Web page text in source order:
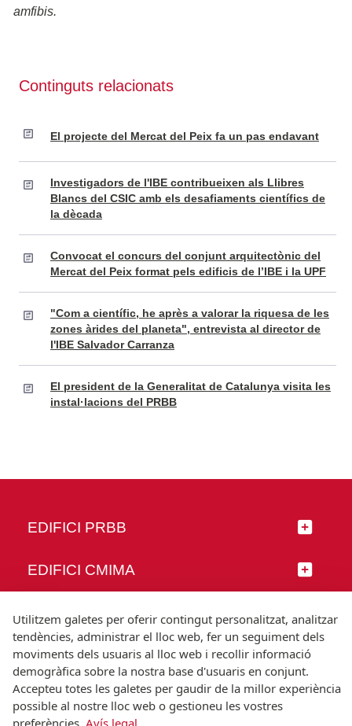
amfibis.
Continguts relacionats
El projecte del Mercat del Peix fa un pas endavant
Investigadors de l'IBE contribueixen als Llibres
Blancs del CSIC amb els desafiaments científics de
la dècada
Convocat el concurs del conjunt arquitectònic del
Mercat del Peix format pels edificis de l’IBE i la UPF
"Com a científic, he après a valorar la riquesa de les
zones àrides del planeta", entrevista al director de
l'IBE Salvador Carranza
El president de la Generalitat de Catalunya visita les
instal·lacions del PRBB
EDIFICI PRBB
EDIFICI CMIMA
SEGUEIX-NOS
© Universitat Pompeu Fabra
Barcelona
Utilitzem galetes per oferir contingut personalitzat, analitzar
tendències, administrar el lloc web, fer un seguiment dels
moviments dels usuaris al lloc web i recollir informació
demogràfica sobre la nostra base d'usuaris en conjunt.
Accepteu totes les galetes per gaudir de la millor experiència
possible al nostre lloc web o gestioneu les vostres
preferències. Avís legal